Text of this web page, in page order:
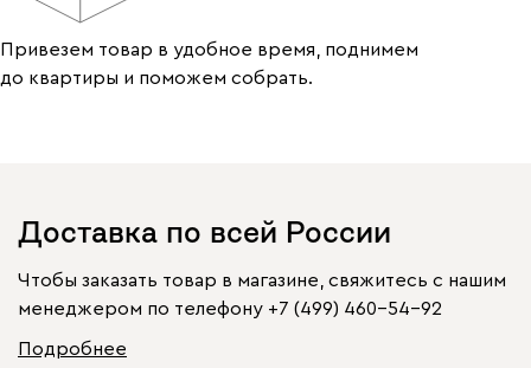
Привезем товар в удобное время, поднимем
до квартиры и поможем собрать.
Доставка по всей России
Чтобы заказать товар в магазине, свяжитесь с нашим
менеджером по телефону +7 (499) 460-54-92
Подробнее